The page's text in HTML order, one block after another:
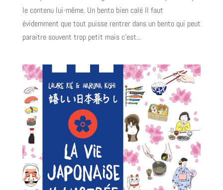
le contenu lui-même. Un bento bien calé Il faut
évidemment que tout puisse rentrer dans un bento qui peut
paraitre souvent trop petit mais c’est...